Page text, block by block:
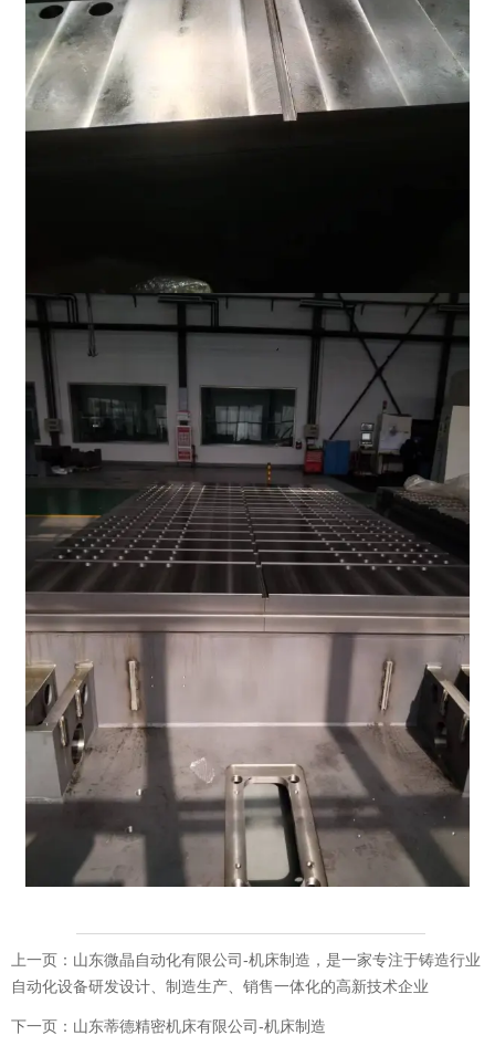
上一页： 山东微晶自动化有限公司-机床制造，是一家专注于铸造行业
自动化设备研发设计、制造生产、销售一体化的高新技术企业
下一页： 山东蒂德精密机床有限公司-机床制造